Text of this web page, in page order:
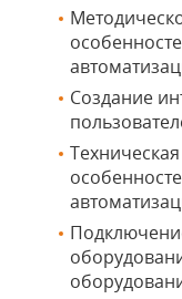
Создание